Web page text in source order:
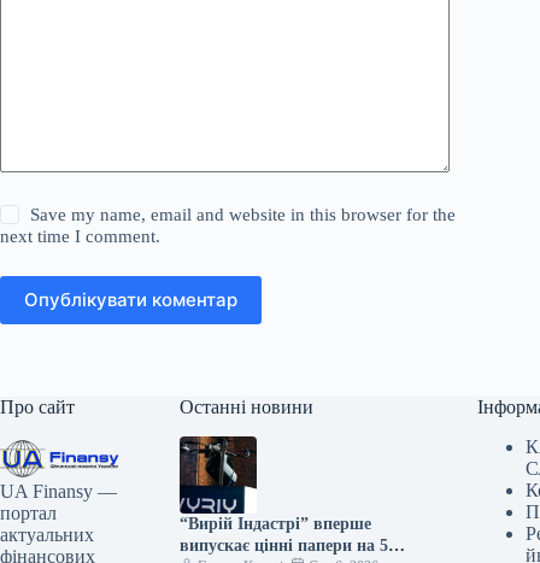
Save my name, email and website in this browser for the
next time I comment.
Опублікувати коментар
Про сайт
UA Finansy —
портал
актуальних
фінансових
Останні новини
“Вирій Індастрі” вперше
випускає цінні папери на 5